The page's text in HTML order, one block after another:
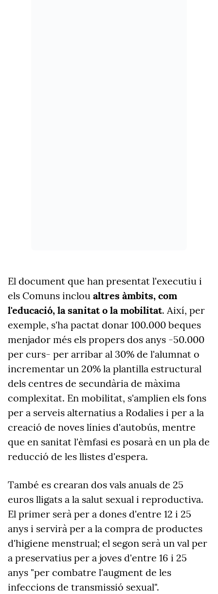
El document que han presentat l'executiu i
els Comuns inclou altres àmbits, com
l'educació, la sanitat o la mobilitat. Així, per
exemple, s'ha pactat donar 100.000 beques
menjador més els propers dos anys -50.000
per curs- per arribar al 30% de l'alumnat o
incrementar un 20% la plantilla estructural
dels centres de secundària de màxima
complexitat. En mobilitat, s'amplien els fons
per a serveis alternatius a Rodalies i per a la
creació de noves línies d'autobús, mentre
que en sanitat l'èmfasi es posarà en un pla de
reducció de les llistes d'espera.
També es crearan dos vals anuals de 25
euros lligats a la salut sexual i reproductiva.
El primer serà per a dones d'entre 12 i 25
anys i servirà per a la compra de productes
d'higiene menstrual; el segon serà un val per
a preservatius per a joves d'entre 16 i 25
anys "per combatre l'augment de les
infeccions de transmissió sexual".